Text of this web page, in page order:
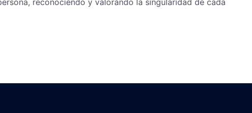
reconociendo y valorando la singularidad de cada